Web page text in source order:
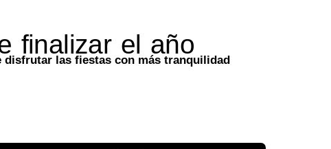
finalizar el año
disfrutar las fiestas con más tranquilidad